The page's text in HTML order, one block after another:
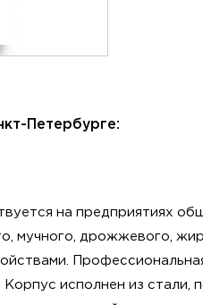
Петербурге:
на предприятиях
мучного, дрожжевого,
исполнен из стали,